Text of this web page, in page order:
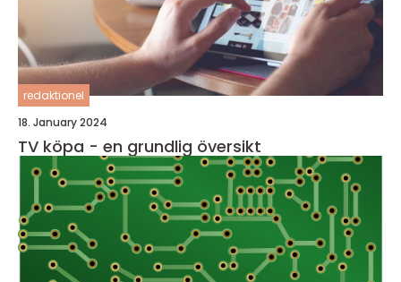
redaktionel
18. January 2024
TV köpa - en grundlig översikt